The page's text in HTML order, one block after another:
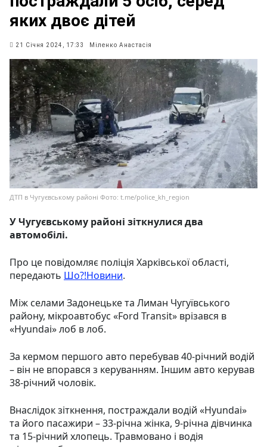
яких двоє дітей
21 Січня 2024, 17:33 Міленко Анастасія
ДТП в Чугуєвському районі Фото: t.me/police_kh_region
У Чугуєвському районі зіткнулися два
автомобілі.
Про це повідомляє поліція Харківської області,
передають Шо?!Новини.
Між селами Задонецьке та Лиман Чугуївського
району, мікроавтобус «Ford Transit» врізався в
«Hyundai» лоб в лоб.
За кермом першого авто перебував 40-річний водій
– він не впорався з керуванням. Іншим авто керував
38-річний чоловік.
Внаслідок зіткнення, постраждали водій «Hyundai»
та його пасажири – 33-річна жінка, 9-річна дівчинка
та 15-річний хлопець. Травмовано і водія